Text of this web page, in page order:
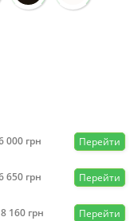
000 грн Перейти
650 грн Перейти
160 грн Перейти